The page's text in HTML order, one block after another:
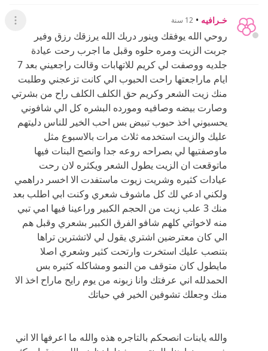
خـرافيه • 12 سنة عرض
روحي الله يوفقك وينور دربك الله يرزقك رزق وفير
جربت الزيت ومره حلوه وقبل ما اجرب رحت عيادة
جلديه ووصفت لي كريم للاتهابات وقالت راجعيني بعد 7
ايام ماراجعتها راحت الحبوب الي كانت تزعجني وطلبت
منك زيت الشعر وكريم حق الكلف الكلف راح من بشرتي
وصارت بيضه وصافيه ومورده البشره كل الي شافوني
يحسبوني اخذ حبوب تبيض بس احب الخير للناس دليتهم
عليك والزيت استخدمه ثلاث مرات بالاسبوع مثل
ماوصفتيها لي بصراحه روعه جدا وانصح البنات فيها
ماتوقعت ان الزيت يطول الشعر ويكثره لان رحت
عيادات كثيره وشريت زيوت ماستفدت الا اخسر دراهمي
ولكني ادعي لك كل ماشوف شعري وكنت ابي اطلب بعد
منك 3 علب زيت من الحجم الكبير وراعينا فيها امي تبي
منه لاخواتي كلهم شافو الفرق الكبير بشعري وقبل هم
الي كان معترضين اشتري يقول لي لاتشترين تراها
بتنصب عليك استخرت وارتحت كثير وشعري اصلا
مايطول كان متوقف من النمو ومشاكله كثيره بس
الحمدلله اني عرفتك وانا زبونه من يوم رايح ماراح اخذ الا
منك وجعلك تشوفين الخير في حياتك
والله يابنات انصحكم بالتاجره هذه والله ما اعرفها الا اني